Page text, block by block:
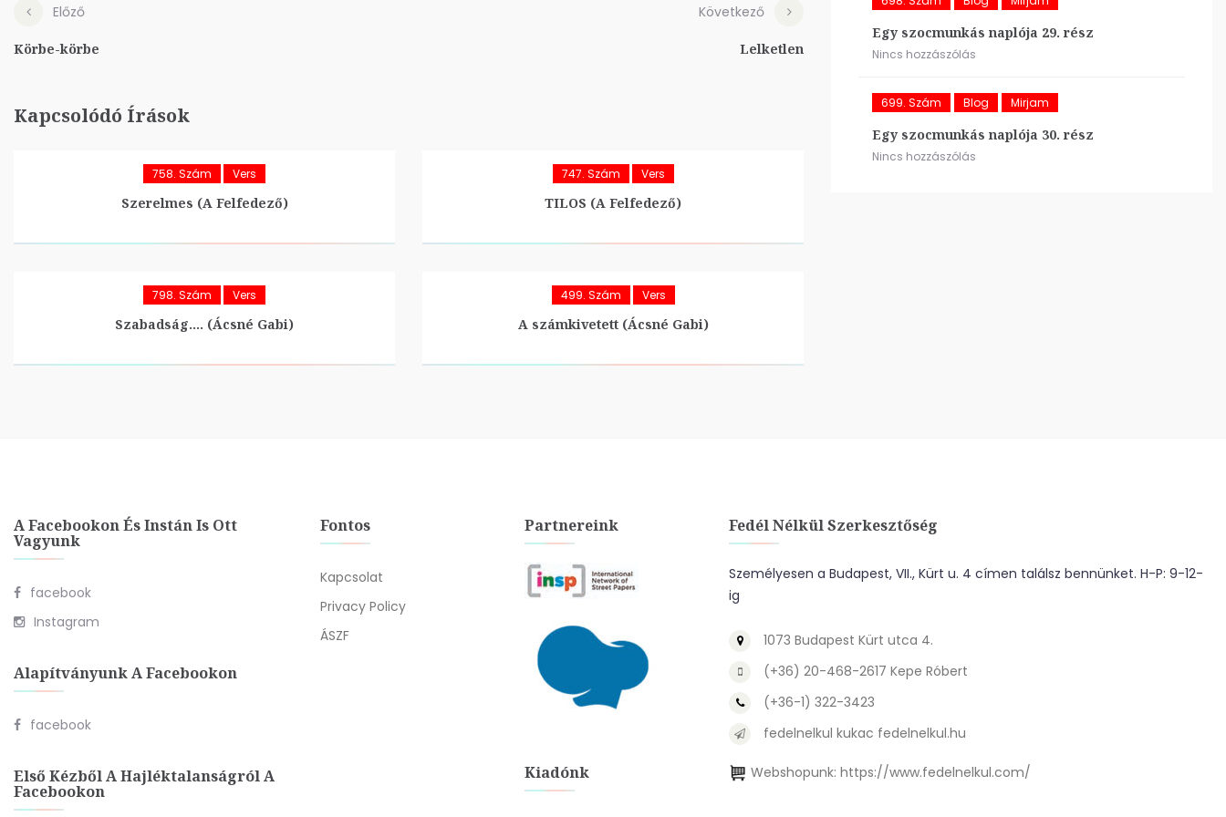
Előző
Körbe-körbe
Következő
Lelketlen
Kapcsolódó Írások
758. Szám Vers
Szerelmes (A Felfedező)
747. Szám Vers
TILOS (A Felfedező)
798. Szám Vers
Szabadság…. (Ácsné Gabi)
499. Szám Vers
A számkivetett (Ácsné Gabi)
Egy szocmunkás naplója 29. rész
Nincs hozzászólás
699. Szám Blog Mirjam
Egy szocmunkás naplója 30. rész
Nincs hozzászólás
A Facebookon És Instán Is Ott
Vagyunk
facebook
Instagram
Alapítványunk A Facebookon
facebook
Első Kézből A Hajléktalanságról A
Facebookon
Fontos
Kapcsolat
Privacy Policy
ÁSZF
Partnereink
Kiadónk
Fedél Nélkül Szerkesztőség
Személyesen a Budapest, VII., Kürt u. 4 címen találsz bennünket. H-P: 9-12-
ig
1073 Budapest Kürt utca 4.
(+36) 20-468-2617 Kepe Róbert
(+36-1) 322-3423
fedelnelkul kukac fedelnelkul.hu
Webshopunk: https://www.fedelnelkul.com/